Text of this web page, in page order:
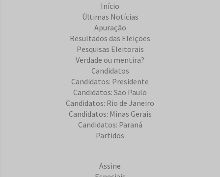
Início
Últimas Notícias
Apuração
Resultados das Eleições
Pesquisas Eleitorais
Verdade ou mentira?
Candidatos
Candidatos: Presidente
Candidatos: São Paulo
Candidatos: Rio de Janeiro
Candidatos: Minas Gerais
Candidatos: Paraná
Partidos
Assine